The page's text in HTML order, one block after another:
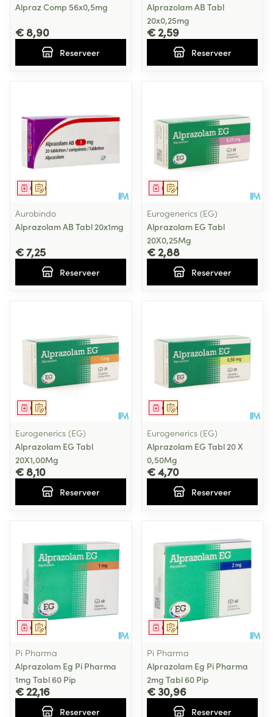
Alpraz Comp 56x0,5mg
€ 8,90
Reserveer
Alprazolam AB Tabl
20x0,25mg
€ 2,59
Reserveer
Op voorschrift
Geneesmiddel
Aurobindo
Alprazolam AB Tabl 20x1mg
€ 7,25
Reserveer
Op voorschrift
Geneesmiddel
Eurogenerics (EG)
Alprazolam EG Tabl
20X0,25Mg
€ 2,88
Reserveer
Op voorschrift
Geneesmiddel
Eurogenerics (EG)
Alprazolam EG Tabl
20X1,00Mg
€ 8,10
Reserveer
Op voorschrift
Geneesmiddel
Eurogenerics (EG)
Alprazolam EG Tabl 20 X
0,50Mg
€ 4,70
Reserveer
Op voorschrift
Geneesmiddel
Pi Pharma
Alprazolam Eg Pi Pharma
1mg Tabl 60 Pip
€ 22,16
Reserveer
Op voorschrift
Geneesmiddel
Pi Pharma
Alprazolam Eg Pi Pharma
2mg Tabl 60 Pip
€ 30,96
Reserveer